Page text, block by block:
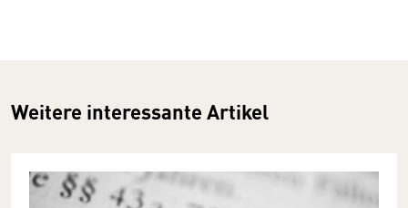
Weitere interessante Artikel